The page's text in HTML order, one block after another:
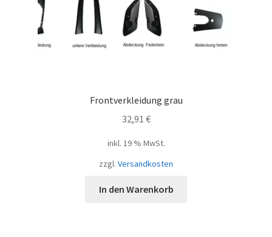
Frontverkleidung grau
32,91 €
inkl. 19 % MwSt.
zzgl. Versandkosten
In den Warenkorb